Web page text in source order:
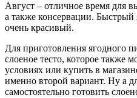
Август – отличное время для
а также консервации.
очень красивый.
Для приготовления ягодного
слоеное тесто, которое также
условиях или купить в
именно второй вариант. Ну а
самостоятельно готовить